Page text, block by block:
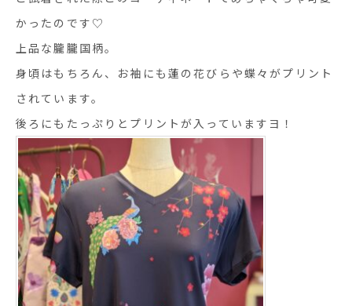
かったのです♡
上品な朧朧国柄。
身頃はもちろん、お袖にも蓮の花びらや蝶々がプリント
されています。
後ろにもたっぷりとプリントが入っていますヨ！